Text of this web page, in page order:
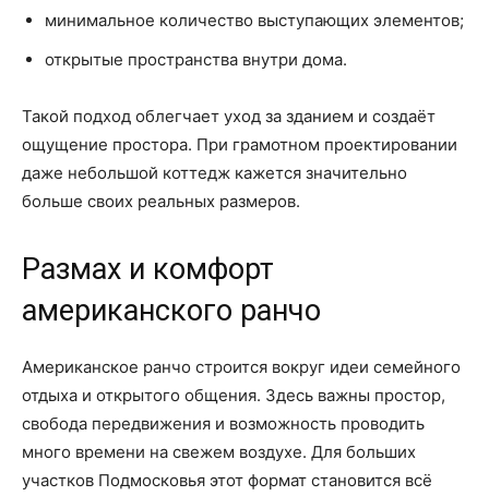
минимальное количество выступающих элементов;
открытые пространства внутри дома.
Такой подход облегчает уход за зданием и создаёт
ощущение простора. При грамотном проектировании
даже небольшой коттедж кажется значительно
больше своих реальных размеров.
Размах и комфорт
американского ранчо
Американское ранчо строится вокруг идеи семейного
отдыха и открытого общения. Здесь важны простор,
свобода передвижения и возможность проводить
много времени на свежем воздухе. Для больших
участков Подмосковья этот формат становится всё